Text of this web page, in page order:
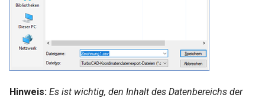
Hinweis: Es ist wichtig, den Inhalt des Datenbereichs der